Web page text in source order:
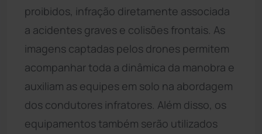
proibidos, infração diretamente associada
a acidentes graves e colisões frontais. As
imagens captadas pelos drones permitem
acompanhar toda a dinâmica da manobra e
auxiliam as equipes em solo na abordagem
dos condutores infratores. Além disso, os
equipamentos também serão utilizados